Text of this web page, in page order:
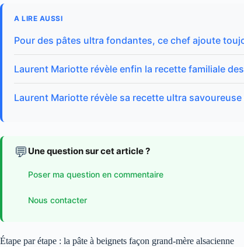
A LIRE AUSSI
Pour des pâtes ultra fondantes, ce chef ajoute
Laurent Mariotte révèle enfin la recette familiale
Laurent Mariotte révèle sa recette ultra
💬 Une question sur cet article ?
Poser ma question en commentaire
Nous contacter
Étape par étape : la pâte à beignets façon grand-mère alsacienne